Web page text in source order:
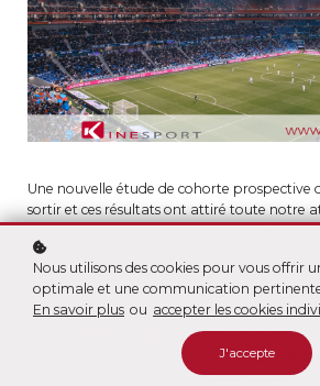
Une nouvelle étude de cohorte prospective
sortir et ces résultats ont attiré toute notre
l'UEFA a lancé un projet de recherche
blessures, leur gravité et les schémas de
afin d’en avoir une meilleure connaissance
de réduire le nombre et la gravité des
surveillance des blessures a donc été lancée
"Elite Club Injury Study" (ECIS)
impliqué 69 équipes européennes de haut
européens différents sur 18 saisons. La
Nous utilisons des cookies pour vous offrir
optimale et une communication
En savoir plus ou accepter les cookies
J'accepte